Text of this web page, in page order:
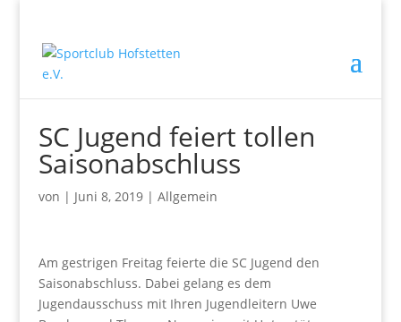
SC Jugend feiert tollen
Saisonabschluss
von | Juni 8, 2019| Allgemein
Am gestrigen Freitag feierte die SC Jugend den
Saisonabschluss. Dabei gelang es dem
Jugendausschuss mit Ihren Jugendleitern Uwe